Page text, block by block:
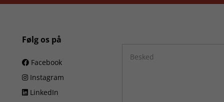
Følg os på
Facebook
Instagram
LinkedIn